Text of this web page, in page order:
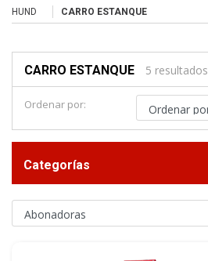
HUND CARRO ESTANQUE
CARRO ESTANQUE 5 resultados
Ordenar por:
Categorías